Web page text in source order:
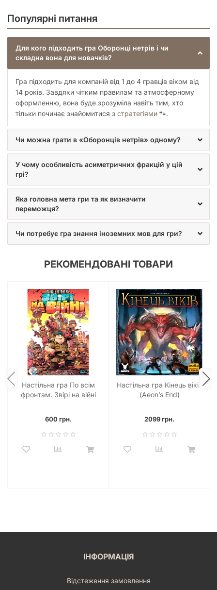
Дії
кожен гравець по черзі може виконати стільки дій, скільки
зцілення, очищення забруднення, проламування стіни,
знищення меха та знищення заводу;
після виконання дій активний гравець розігрує карту
машин, які розміщують, переміщують і керують певними
Кінець гри
(збудовано п’ять заводів і вказано збудувати ще один),
відбулася екологічна катастрофа (утворилося шість
отруєних ділянок і вказано утворити ще одну) або різанина
(два оборонці з однієї місцевості загинули).
Гравці перемагають, якщо збудували всі свої табори та
Усе пов’язано. Ніщо не вічне.
Відеоогляд настільної гри Оборонці нетрів (Defenders of the
Популярні питання
Для кого підходить гра Оборонці нетрів і чи
складна вона для новачків?
Гра підходить для компаній від 1 до 4 гравців віком від
14 років. Завдяки чітким правилам та атмосферному
оформленню, вона буде зрозуміла навіть тим, хто
тільки починає знайомитися з стратегіями 🐾.
Чи можна грати в «Оборонців нетрів» одному?
У чому особливість асиметричних фракцій у цій
грі?
Яка головна мета гри та як визначити
переможця?
Чи потребує гра знання іноземних мов для гри?
РЕКОМЕНДОВАНІ ТОВАРИ
Настільна гра По всім
фронтам. Звірі на війні
600 грн.
Настільна гра Кінець віків
(Aeon’s End)
2099 грн.
ІНФОРМАЦІЯ
Відстеження замовлення